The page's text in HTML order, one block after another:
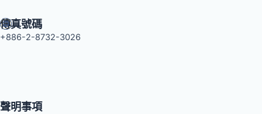
傳真號碼
+886-2-8732-3026
聲明事項